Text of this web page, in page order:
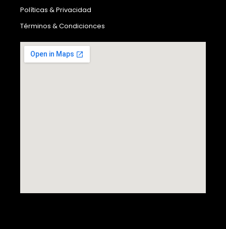
Políticas & Privacidad
Términos & Condicionces